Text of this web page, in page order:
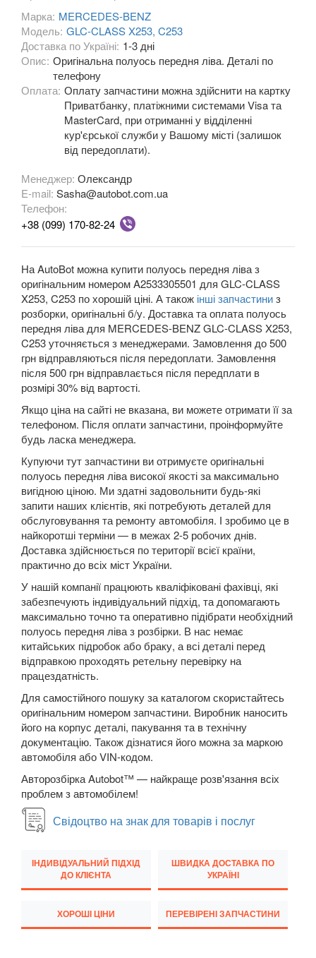
A-CLASS W176
A-CLASS W177/V177
B-CLASS W245
B-CLASS W246
B-CLASS W242e (W246)
C-CLASS W202/S202
C-CLASS W203/S203
CLC-CLASS SportCoupe CL203
C-CLASS W204/S204
C-CLASS W205/S205/C205/A205
CLA-CLASS C117/X117
CL-CLASS W215/C215
CL-CLASS W216/C216
CLK-CLASS C208/A208
CLK-CLASS C209/A209
CLS-CLASS C219
CLS-CLASS C218
CLS-CLASS X218
CLS-CLASS C257
E-CLASS C207/A207
E-CLASS W210/S210
E-CLASS W211/S211
E-CLASS W212/S212
E-CLASS W213/S213
E-CLASS C238/A238
E-CLASS X213 ALL-TERRAIN
EQC N293
G-CLASS W463
GL-CLASS X164
GL-CLASS X166
Марка: MERCEDES-BENZ
Модель: GLC-CLASS X253, C253
Доставка по Україні: 1-3 дні
Опис: Оригінальна полуось передня ліва. Деталі по
телефону
Оплата: Оплату запчастини можна здійснити на картку
Приватбанку, платіжними системами Visa та
MasterCard, при отриманні у відділенні
кур'єрської служби у Вашому місті (залишок
від передоплати).
Менеджер: Олександр
E-mail: Sasha@autobot.com.ua
Телефон:
+38 (099) 170-82-24
На AutoBot можна купити полуось передня ліва з
оригінальним номером A2533305501 для GLC-CLASS
X253, C253 по хорошій ціні. А також інші запчастиниз
розборки, оригінальні б/у. Доставка та оплата полуось
передня ліва для MERCEDES-BENZ GLC-CLASS X253,
C253 уточняється з менеджерами. Замовлення до 500
грн відправляються після передоплати. Замовлення
після 500 грн відправлається після передплати в
розмірі 30% від вартості.
Якщо ціна на сайті не вказана, ви можете отримати її за
телефоном. Після оплати запчастини, проінформуйте
будь ласка менеджера.
Купуючи тут запчастини ви отримуєте оригінальні
полуось передня ліва високої якості за максимально
вигідною ціною. Ми здатні задовольнити будь-які
запити наших клієнтів, які потребують деталей для
обслуговування та ремонту автомобіля. І зробимо це в
найкоротші терміни — в межах 2-5 робочих днів.
Доставка здійснюється по території всієї країни,
практично до всіх міст України.
У нашій компанії працюють кваліфіковані фахівці, які
забезпечують індивідуальний підхід, та допомагають
максимально точно та оперативно підібрати необхідний
полуось передня ліва з розбірки. В нас немає
китайських підробок або браку, а всі деталі перед
відправкою проходять ретельну перевірку на
працездатність.
Для самостійного пошуку за каталогом скористайтесь
оригінальним номером запчастини. Виробник наносить
його на корпус деталі, пакування та в технічну
документацію. Також дізнатися його можна за маркою
автомобіля або VIN-кодом.
Авторозбірка Autobot™ — найкраще розв'язання всіх
проблем з автомобілем!
Свідоцтво на знак для товарів і послуг
ІНДИВІДУАЛЬНИЙ ПІДХІД
ДО КЛІЄНТА
ШВИДКА ДОСТАВКА ПО
УКРАЇНІ
ХОРОШІ ЦІНИ ПЕРЕВІРЕНІ ЗАПЧАСТИНИ